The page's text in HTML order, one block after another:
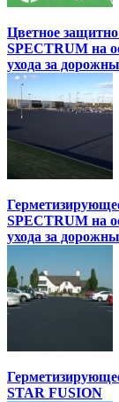
Цветное
SPECTRUM на
ухода за
SPECTRUM на
ухода за
STAR FUSION